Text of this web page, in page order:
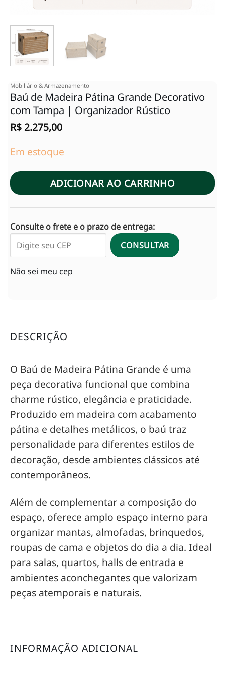
Mobiliário & Armazenamento
Baú de Madeira Pátina Grande Decorativo
com Tampa | Organizador Rústico
R$ 2.275,00
Em estoque
ADICIONAR AO CARRINHO
Consulte o frete e o prazo de entrega:
CONSULTAR
Não sei meu cep
DESCRIÇÃO
O Baú de Madeira Pátina Grande é uma
peça decorativa funcional que combina
charme rústico, elegância e praticidade.
Produzido em madeira com acabamento
pátina e detalhes metálicos, o baú traz
personalidade para diferentes estilos de
decoração, desde ambientes clássicos até
contemporâneos.
Além de complementar a composição do
espaço, oferece amplo espaço interno para
organizar mantas, almofadas, brinquedos,
roupas de cama e objetos do dia a dia. Ideal
para salas, quartos, halls de entrada e
ambientes aconchegantes que valorizam
peças atemporais e naturais.
INFORMAÇÃO ADICIONAL